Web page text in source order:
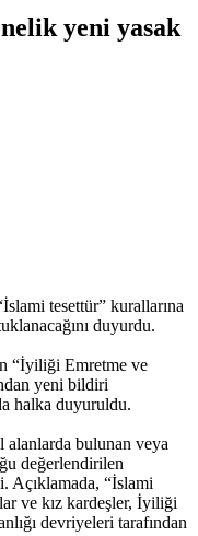
yeni yasak
tesettür” kurallarına
duyurdu.
“İyiliği Emretme ve
yeni bildiri
halka duyuruldu.
alanlarda bulunan veya
değerlendirilen
Açıklamada, “İslami
ve kız kardeşler, İyiliği
devriyeleri tarafından